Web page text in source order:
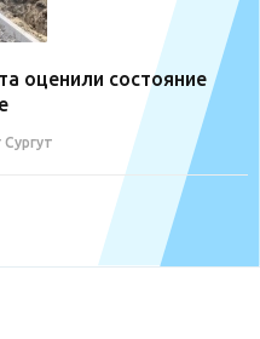
оценили состояние